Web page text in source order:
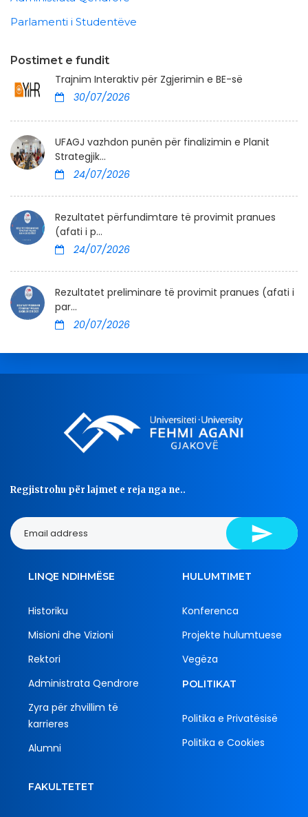
Parlamenti i Studentëve
Postimet e fundit
Trajnim Interaktiv për Zgjerimin e BE-së
30/07/2026
UFAGJ vazhdon punën për finalizimin e Planit
Strategjik...
24/07/2026
Rezultatet përfundimtare të provimit pranues
(afati i p...
24/07/2026
Rezultatet preliminare të provimit pranues (afati i
par...
20/07/2026
Regjistrohu për lajmet e reja nga ne..
LINQE NDIHMËSE
Historiku
Misioni dhe Vizioni
Rektori
Administrata Qendrore
Zyra për zhvillim të
karrieres
Alumni
HULUMTIMET
Konferenca
Projekte hulumtuese
Vegëza
POLITIKAT
Politika e Privatësisë
Politika e Cookies
FAKULTETET